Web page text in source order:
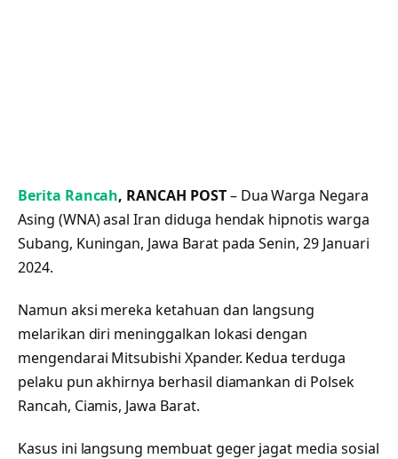
Berita Rancah, RANCAH POST– Dua Warga Negara
Asing (WNA) asal Iran diduga hendak hipnotis warga
Subang, Kuningan, Jawa Barat pada Senin, 29 Januari
2024.
Namun aksi mereka ketahuan dan langsung
melarikan diri meninggalkan lokasi dengan
mengendarai Mitsubishi Xpander. Kedua terduga
pelaku pun akhirnya berhasil diamankan di Polsek
Rancah, Ciamis, Jawa Barat.
Kasus ini langsung membuat geger jagat media sosial